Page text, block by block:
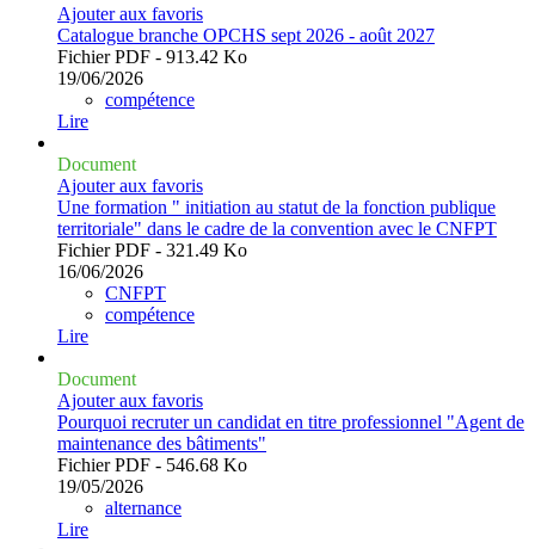
Ajouter aux favoris
Catalogue branche OPCHS sept 2026 - août 2027
Fichier PDF - 913.42 Ko
19/06/2026
compétence
Lire
Document
Ajouter aux favoris
Une formation " initiation au statut de la fonction publique
territoriale" dans le cadre de la convention avec le CNFPT
Fichier PDF - 321.49 Ko
16/06/2026
CNFPT
compétence
Lire
Document
Ajouter aux favoris
Pourquoi recruter un candidat en titre professionnel "Agent de
maintenance des bâtiments"
Fichier PDF - 546.68 Ko
19/05/2026
alternance
Lire